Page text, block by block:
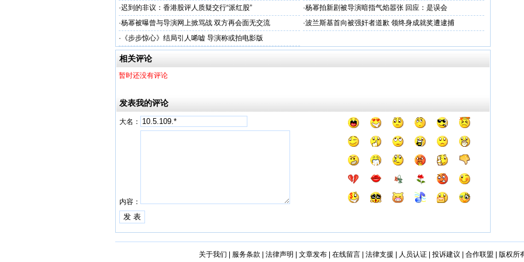
·迟到的非议：香港股评人质疑交行“派红股” ·杨幂拍新剧被导演暗指气焰嚣张 回应：是误会
·杨幂被曝曾与导演网上掀骂战 双方再会面无交流 ·波兰斯基首向被强奸者道歉 领终身成就奖遭逮捕
· 《步步惊心》结局引人唏嘘 导演称或拍电影版
相关评论
暂时还没有评论
发表我的评论
大名：
内容：
关于我们 服务条款 法律声明 文章发布| 在线留言| 法律支援 人员认证| 投诉建议 合作联盟 版权所